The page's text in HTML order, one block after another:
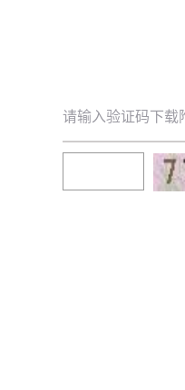
请输入验证码下载